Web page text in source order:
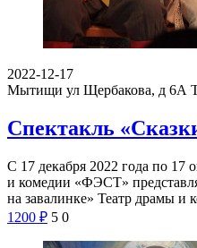
2022-12-17
Мытищи ул Щербакова, д 6А
Спектакль
С 17 декабря 2022 года по 17
и комедии «ФЭСТ»
на завалинке» Театр драмы
1200 ₽ 5 0